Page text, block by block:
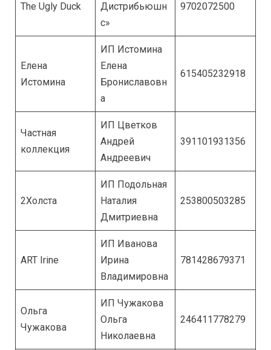
The Ugly Duck
Дистрибьюшн
с»
9702072500
Елена
Истомина
ИП Истомина
Елена
Брониславовн
а
615405232918
Частная
коллекция
ИП Цветков
Андрей
Андреевич
391101931356
2Холста
ИП Подольная
Наталия
Дмитриевна
253800503285
ART Irine
ИП Иванова
Ирина
Владимировна
781428679371
Ольга
Чужакова
ИП Чужакова
Ольга
Николаевна
246411778279